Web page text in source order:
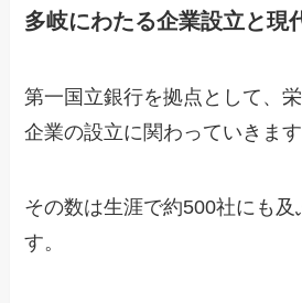
多岐にわたる企業設立と現
第一国立銀行を拠点として、
企業の設立に関わっていきます
その数は生涯で約500社にも及
す。